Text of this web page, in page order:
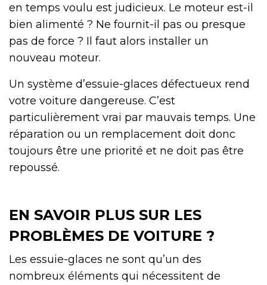
en temps voulu est judicieux. Le moteur est-il
bien alimenté ? Ne fournit-il pas ou presque
pas de force ? Il faut alors installer un
nouveau moteur.
Un système d’essuie-glaces défectueux rend
votre voiture dangereuse. C’est
particulièrement vrai par mauvais temps. Une
réparation ou un remplacement doit donc
toujours être une priorité et ne doit pas être
repoussé.
EN SAVOIR PLUS SUR LES
PROBLÈMES DE VOITURE ?
Les essuie-glaces ne sont qu’un des
nombreux éléments qui nécessitent de